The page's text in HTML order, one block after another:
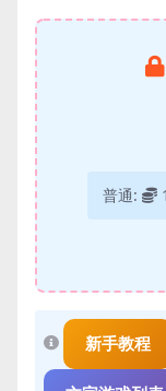
普通:
新手教程